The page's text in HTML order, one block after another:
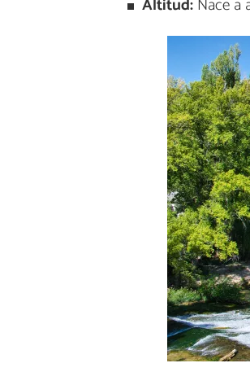
Altitud:Nace a